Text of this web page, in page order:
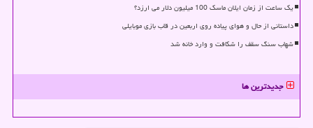
یک ساعت از زمان ایلان ماسک 100 میلیون دلار می ارزد؟
داستانی از حال و هوای پیاده روی اربعین در قاب بازی موبایلی
شهاب سنگ سقف را شکافت و وارد خانه شد
جدیدترین ها